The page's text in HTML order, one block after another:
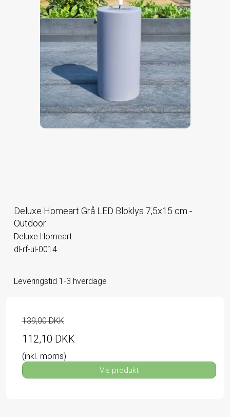
Deluxe Homeart Grå LED Bloklys 7,5x15 cm -
Outdoor
Deluxe Homeart
dl-rf-ul-0014
Leveringstid 1-3 hverdage
139,00 DKK
112,10 DKK
(inkl. moms)
Vis produkt